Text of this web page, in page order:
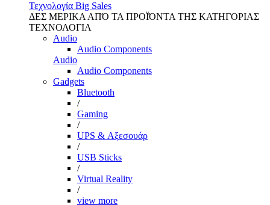
Τεχνολογία Big Sales
ΔΕΣ ΜΕΡΙΚΑ ΑΠΌ ΤΑ ΠΡΟΪΌΝΤΑ ΤΗΣ ΚΑΤΗΓΟΡΙΑΣ
ΤΕΧΝΟΛΟΓΙΑ
Audio
Audio Components
Audio
Audio Components
Gadgets
Bluetooth
/
Gaming
/
UPS & Αξεσουάρ
/
USB Sticks
/
Virtual Reality
/
view more